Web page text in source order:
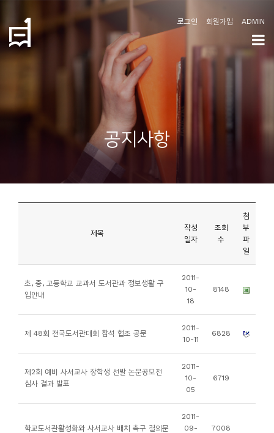
로그인 회원가입 ADMIN
공지사항
제목
작성
일자
조회
수
첨
부
파
일
초, 중, 고등학교 교과서 도서관과 정보생활 구
입안내
2011-
10-
18
8148
제 48회 전국도서관대회 참석 협조 공문
2011-
10-11
6828
제2회 예비 사서교사 장학생 선발 논문공모전
심사 결과 발표
2011-
10-
05
6719
학교도서관활성화와 사서교사 배치 촉구 결의문
2011-
09-
7008
지
사
아
사